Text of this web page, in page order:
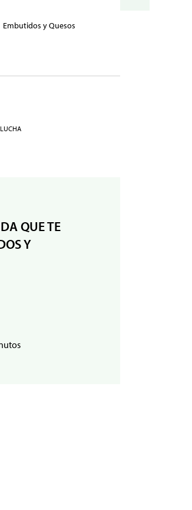
Embutidos y Quesos
QUE TE
Y